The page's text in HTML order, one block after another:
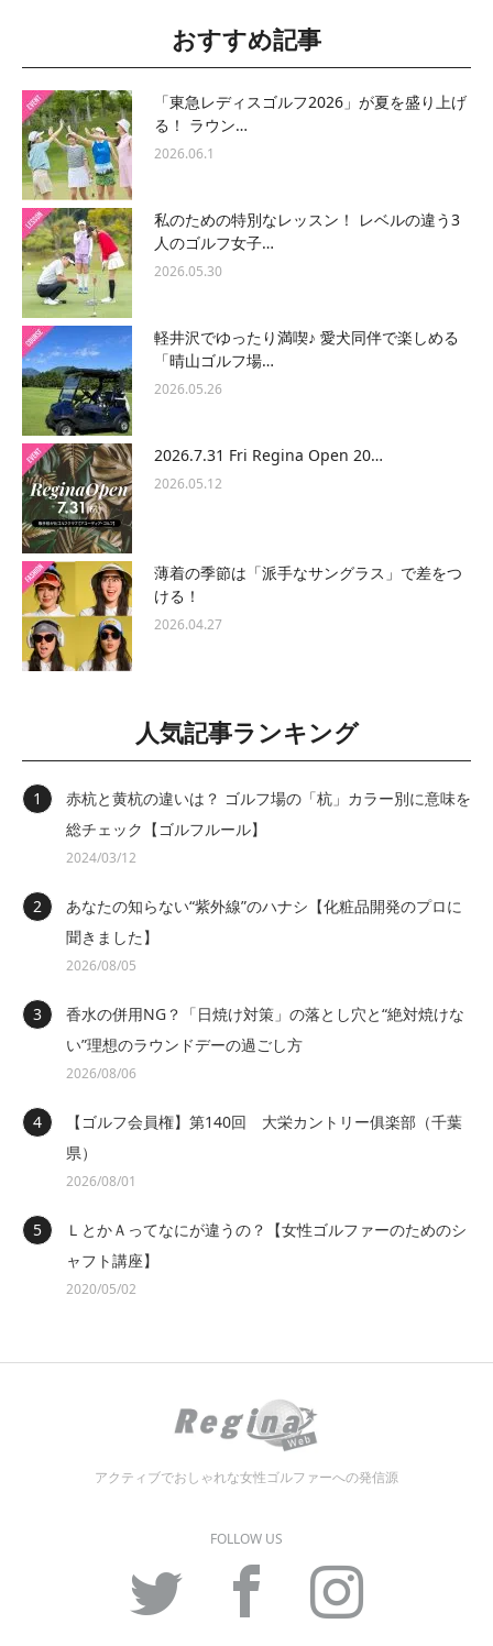
おすすめ記事
「東急レディスゴルフ2026」が夏を盛り上げ
る！ ラウン…
2026.06.1
私のための特別なレッスン！ レベルの違う3
人のゴルフ女子…
2026.05.30
軽井沢でゆったり満喫♪ 愛犬同伴で楽しめる
「晴山ゴルフ場…
2026.05.26
2026.7.31 Fri Regina Open 20…
2026.05.12
薄着の季節は「派手なサングラス」で差をつ
ける！
2026.04.27
人気記事ランキング
赤杭と黄杭の違いは？ ゴルフ場の「杭」カラー別に意味を
総チェック【ゴルフルール】
2024/03/12
あなたの知らない“紫外線”のハナシ【化粧品開発のプロに
聞きました】
2026/08/05
香水の併用NG？「日焼け対策」の落とし穴と“絶対焼けな
い”理想のラウンドデーの過ごし方
2026/08/06
【ゴルフ会員権】第140回 大栄カントリー俱楽部（千葉
県）
2026/08/01
ＬとかＡってなにが違うの？【女性ゴルファーのためのシ
ャフト講座】
2020/05/02
アクティブでおしゃれな女性ゴルファーへの発信源
FOLLOW US
Facebook Instagram